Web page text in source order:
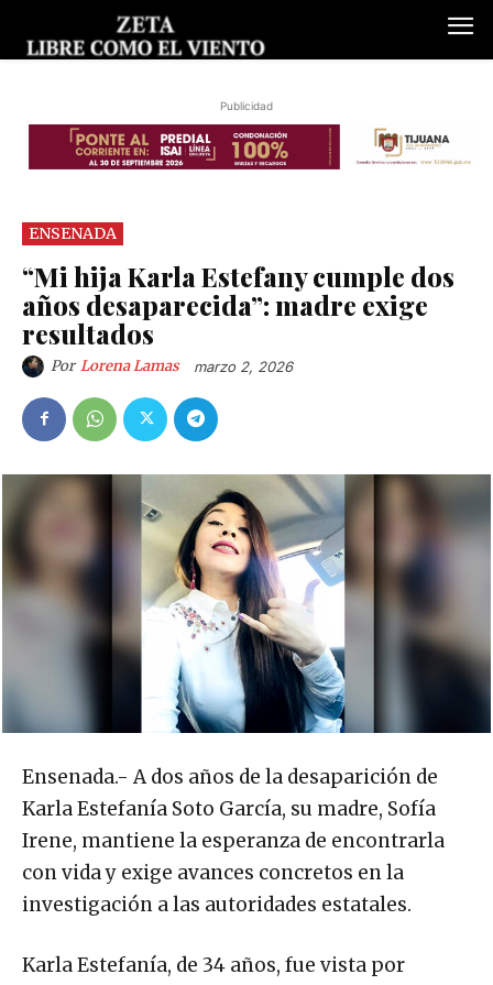
Publicidad
ENSENADA
“Mi hija Karla Estefany cumple dos
años desaparecida”: madre exige
resultados
Por Lorena Lamas marzo 2, 2026
Ensenada.- A dos años de la desaparición de
Karla Estefanía Soto García, su madre, Sofía
Irene, mantiene la esperanza de encontrarla
con vida y exige avances concretos en la
investigación a las autoridades estatales.
Karla Estefanía, de 34 años, fue vista por